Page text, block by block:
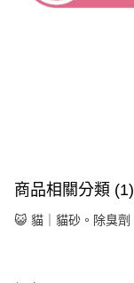
商品相關分類 (1)
😺 貓｜貓砂。除臭劑